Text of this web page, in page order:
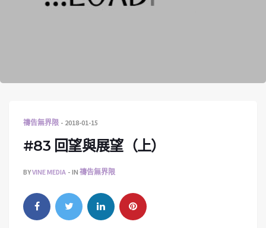
禱告無界限 2018-01-15
#83 回望與展望（上）
BYVINE MEDIA IN 禱告無界限